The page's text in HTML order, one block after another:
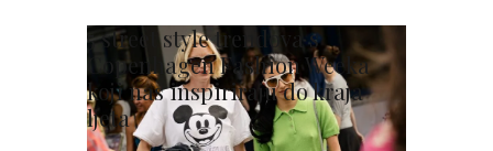
5 street style trendova s
Copenhagen Fashion Weeka
koji nas inspiriraju do kraja
ljeta